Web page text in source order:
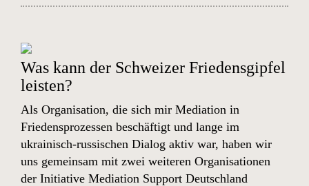
Was kann der Schweizer Friedensgipfel
leisten?
Als Organisation, die sich mir Mediation in
Friedensprozessen beschäftigt und lange im
ukrainisch-russischen Dialog aktiv war, haben wir
uns gemeinsam mit zwei weiteren Organisationen
der Initiative Mediation Support Deutschland